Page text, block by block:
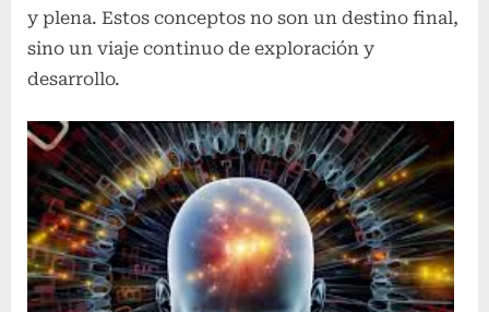
y plena. Estos conceptos no son un destino final,
sino un viaje continuo de exploración y
desarrollo.